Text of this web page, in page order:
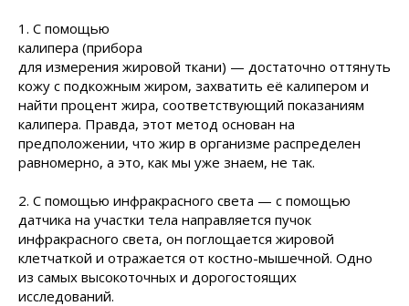
1. С помощью
калипера (прибора
для измерения жировой ткани) — достаточно оттянуть
кожу с подкожным жиром, захватить её калипером и
найти процент жира, соответствующий показаниям
калипера. Правда, этот метод основан на
предположении, что жир в организме распределен
равномерно, а это, как мы уже знаем, не так.
2. С помощью инфракрасного света — с помощью
датчика на участки тела направляется пучок
инфракрасного света, он поглощается жировой
клетчаткой и отражается от костно-мышечной. Одно
из самых высокоточных и дорогостоящих
исследований.